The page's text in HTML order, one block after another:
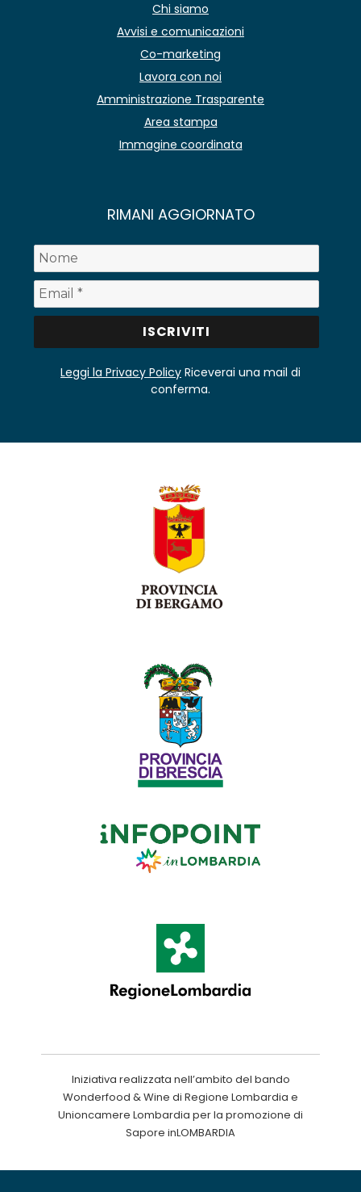
Chi siamo
Avvisi e comunicazioni
Co-marketing
Lavora con noi
Amministrazione Trasparente
Area stampa
Immagine coordinata
RIMANI AGGIORNATO
Leggi la Privacy Policy Riceverai una mail di
conferma.
Iniziativa realizzata nell’ambito del bando
Wonderfood & Wine di Regione Lombardia e
Unioncamere Lombardia per la promozione di
Sapore inLOMBARDIA